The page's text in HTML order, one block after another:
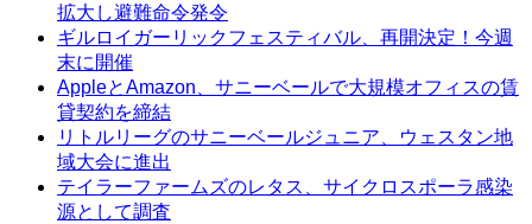
拡大し避難命令発令
ギルロイガーリックフェスティバル、再開決定！今週
末に開催
AppleとAmazon、サニーベールで大規模オフィスの賃
貸契約を締結
リトルリーグのサニーベールジュニア、ウェスタン地
域大会に進出
テイラーファームズのレタス、サイクロスポーラ感染
源として調査